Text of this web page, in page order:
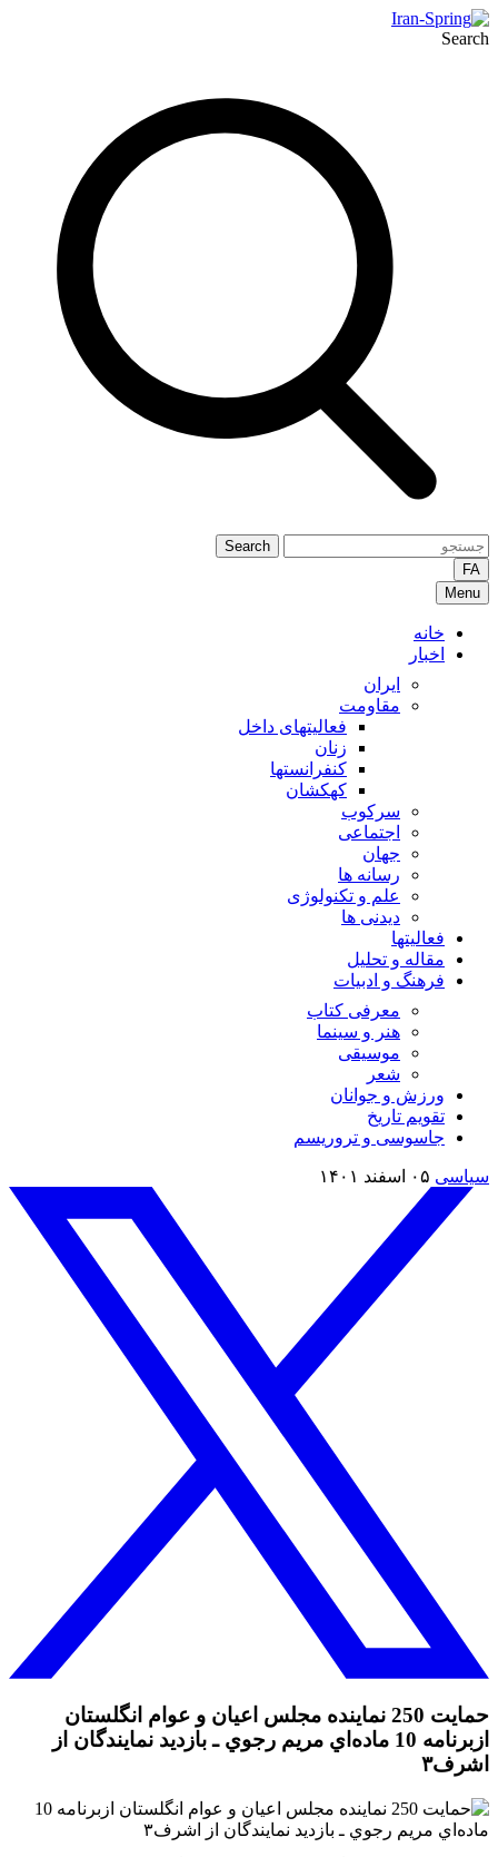
Search
Search
FA
Menu
خانه
اخبار
ایران
مقاومت
فعالیتهای داخل
زنان
کنفرانستها
کهکشان
سرکوب
اجتماعی
جهان
رسانه ها
علم و تکنولوژی
دیدنی ها
فعالیتها
مقاله و تحلیل
فرهنگ و ادبیات
معرفی کتاب
هنر و سینما
موسیقی
شعر
ورزش و جوانان
تقویم تاريخ
جاسوسی و تروریسم
سیاسی ۰۵ اسفند ۱۴۰۱
حمايت 250 نماينده مجلس اعيان و عوام انگلستان
ازبرنامه 10 ماده‌اي مريم رجوي ـ بازدید نمایندگان از
اشرف۳